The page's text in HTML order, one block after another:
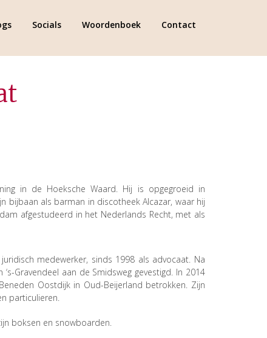
Socials Woordenboek Contact
in de Hoeksche Waard. Hij is opgegroeid in
bijbaan als barman in discotheek Alcazar, waar hij
afgestudeerd in het Nederlands Recht, met als
medewerker, sinds 1998 als advocaat. Na
Gravendeel aan de Smidsweg gevestigd. In 2014
Oostdijk in Oud-Beijerland betrokken. Zijn
particulieren.
boksen en snowboarden.